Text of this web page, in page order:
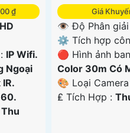
₫
IP Wifi.
Ngoại
Giá
👁 Độ Phân giải
⚙ Tích hợp
🔴 Hình ảnh
Color 30m Có
🎨 Loại
️₤ Tích Hợp :